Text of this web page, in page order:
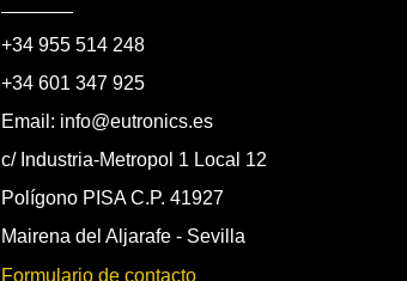
+34 955 514 248
+34 601 347 925
Email: info@eutronics.es
c/ Industria-Metropol 1 Local 12
Polígono PISA C.P. 41927
Mairena del Aljarafe - Sevilla
Formulario de contacto